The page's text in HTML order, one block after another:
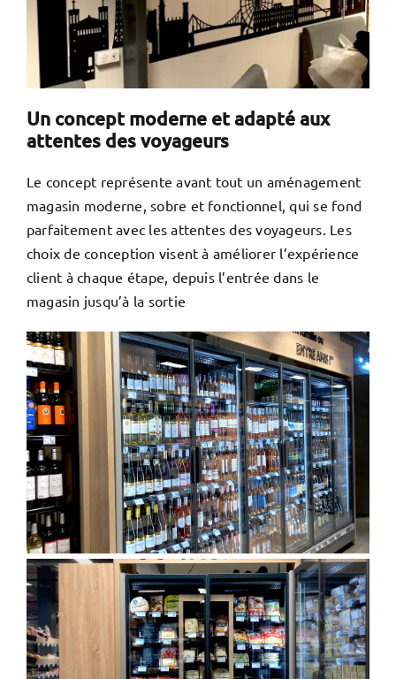
Un concept moderne et adapté aux
attentes des voyageurs
Le concept représente avant tout un aménagement
magasin moderne, sobre et fonctionnel, qui se fond
parfaitement avec les attentes des voyageurs. Les
choix de conception visent à améliorer l’expérience
client à chaque étape, depuis l’entrée dans le
magasin jusqu’à la sortie